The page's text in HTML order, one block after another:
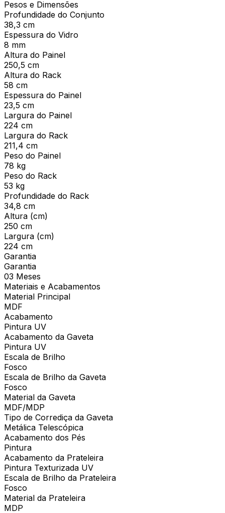
Pesos e Dimensões
Profundidade do Conjunto
38,3 cm
Espessura do Vidro
8 mm
Altura do Painel
250,5 cm
Altura do Rack
58 cm
Espessura do Painel
23,5 cm
Largura do Painel
224 cm
Largura do Rack
211,4 cm
Peso do Painel
78 kg
Peso do Rack
53 kg
Profundidade do Rack
34,8 cm
Altura (cm)
250 cm
Largura (cm)
224 cm
Garantia
Garantia
03 Meses
Materiais e Acabamentos
Material Principal
MDF
Acabamento
Pintura UV
Acabamento da Gaveta
Pintura UV
Escala de Brilho
Fosco
Escala de Brilho da Gaveta
Fosco
Material da Gaveta
MDF/MDP
Tipo de Corrediça da Gaveta
Metálica Telescópica
Acabamento dos Pés
Pintura
Acabamento da Prateleira
Pintura Texturizada UV
Escala de Brilho da Prateleira
Fosco
Material da Prateleira
MDP